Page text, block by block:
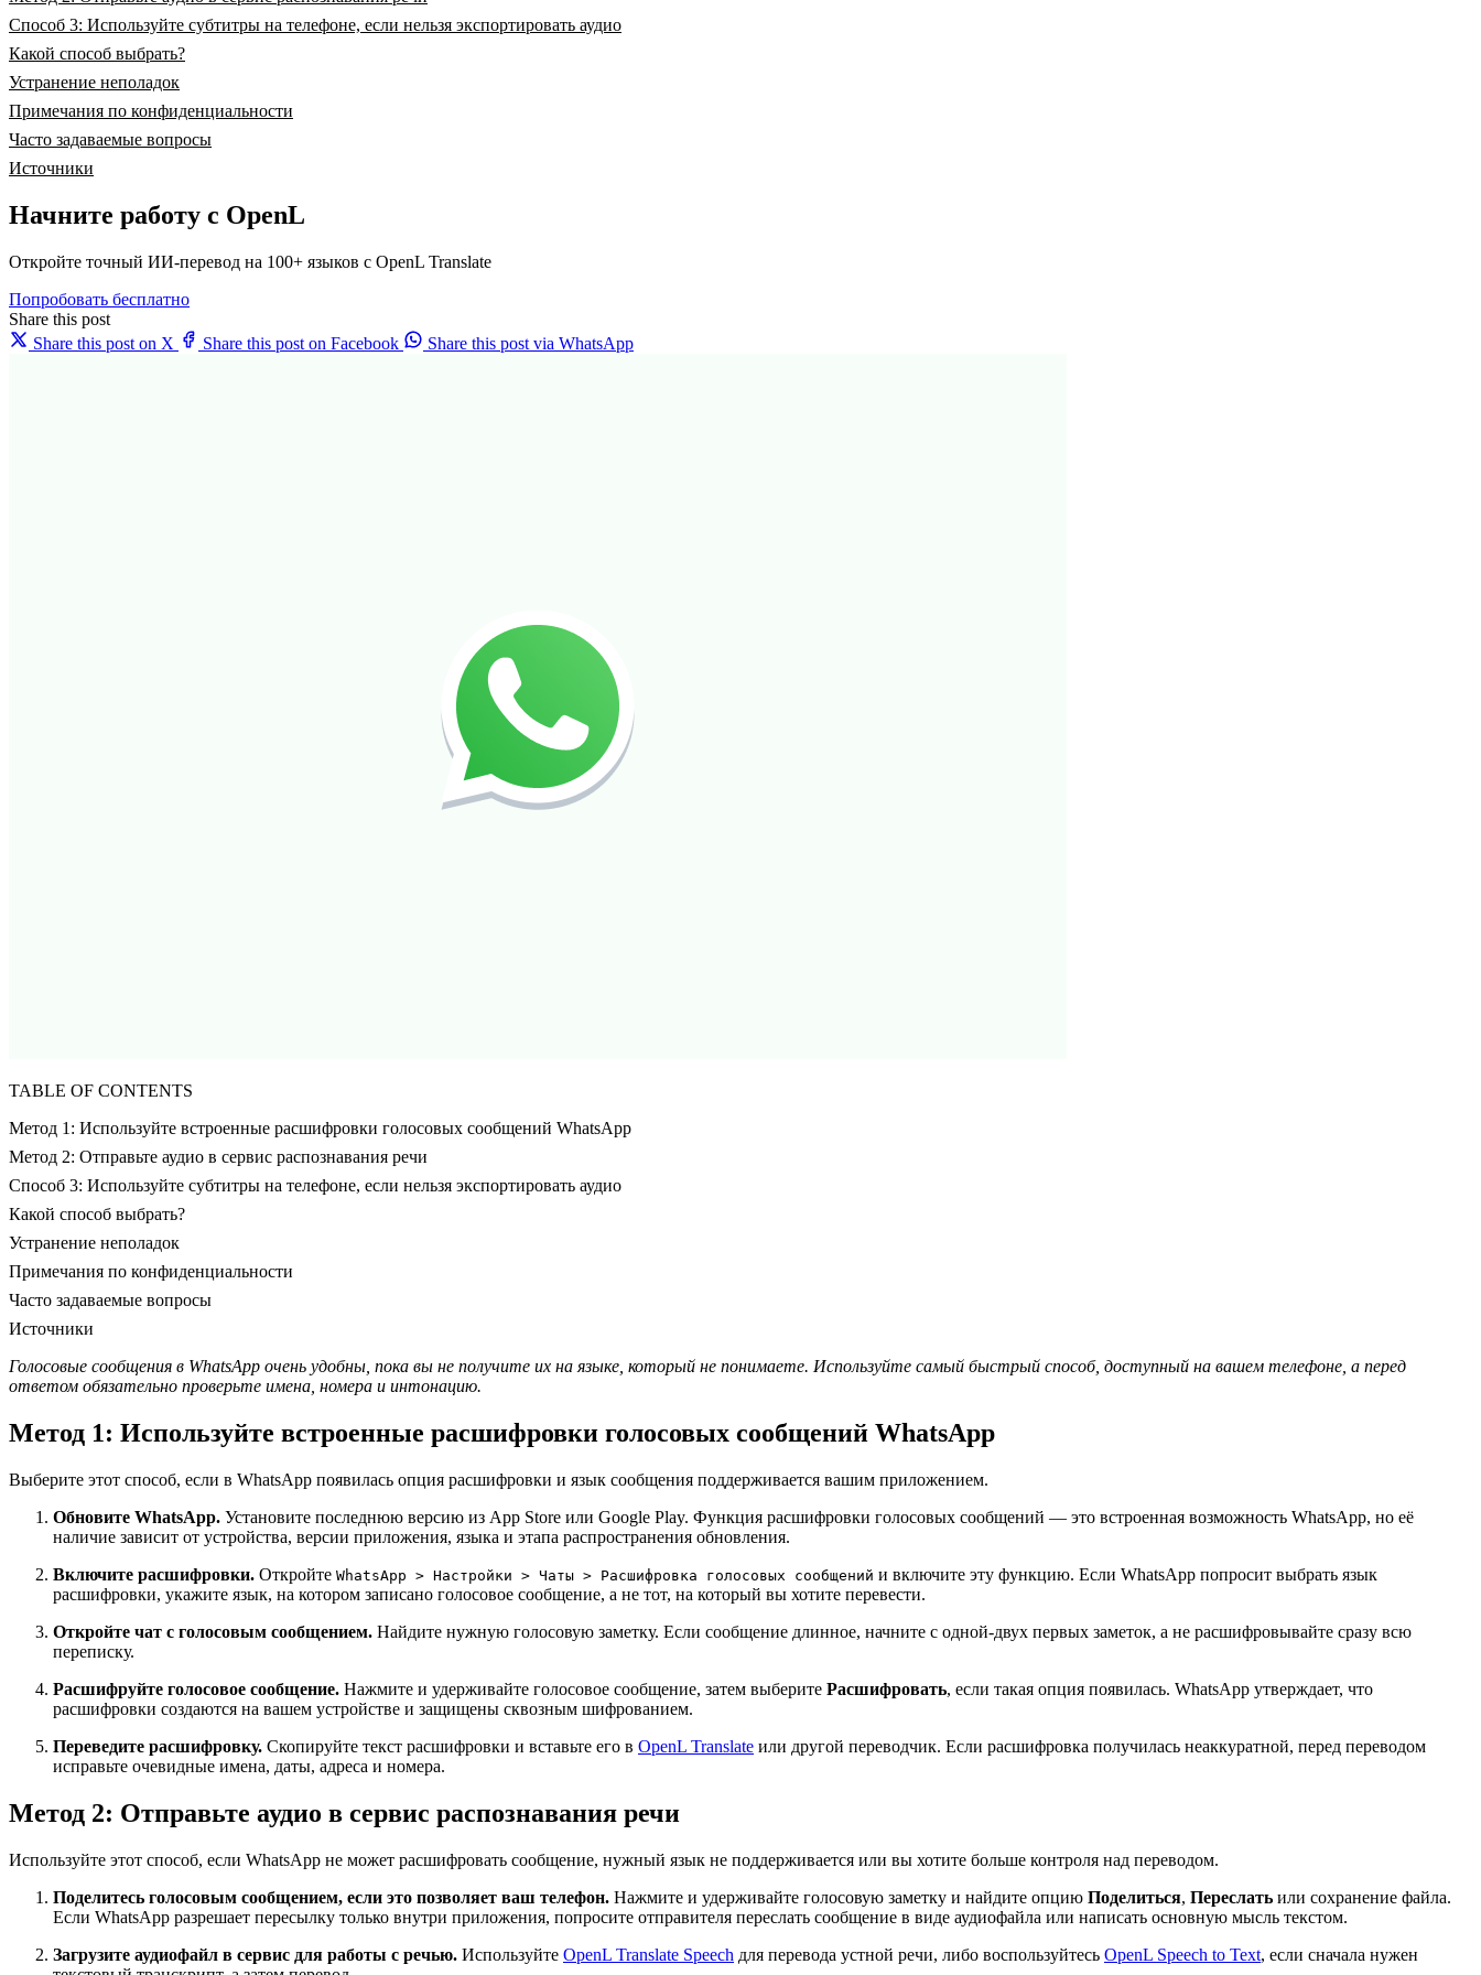
Способ 3: Используйте субтитры на телефоне, если нельзя экспортировать аудио
Какой способ выбрать?
Устранение неполадок
Примечания по конфиденциальности
Часто задаваемые вопросы
Источники
Начните работу с OpenL
Откройте точный ИИ-перевод на 100+ языков с OpenL Translate
Попробовать бесплатно
Share this post
Share this post on X
Share this post on Facebook Share this post via WhatsApp
TABLE OF CONTENTS
Метод 1: Используйте встроенные расшифровки голосовых сообщений WhatsApp
Метод 2: Отправьте аудио в сервис распознавания речи
Способ 3: Используйте субтитры на телефоне, если нельзя экспортировать аудио
Какой способ выбрать?
Устранение неполадок
Примечания по конфиденциальности
Часто задаваемые вопросы
Источники
Голосовые сообщения в WhatsApp очень удобны, пока вы не получите их на языке, который не понимаете. Используйте самый быстрый способ, доступный на вашем телефоне, а перед
ответом обязательно проверьте имена, номера и интонацию.
Метод 1: Используйте встроенные расшифровки голосовых сообщений WhatsApp
Выберите этот способ, если в WhatsApp появилась опция расшифровки и язык сообщения поддерживается вашим приложением.
Обновите WhatsApp. Установите последнюю версию из App Store или Google Play. Функция расшифровки голосовых сообщений — это встроенная возможность WhatsApp, но её
наличие зависит от устройства, версии приложения, языка и этапа распространения обновления.
Включите расшифровки. Откройте WhatsApp > Настройки > Чаты > Расшифровка голосовых сообщений и включите эту функцию. Если WhatsApp попросит выбрать язык
расшифровки, укажите язык, на котором записано голосовое сообщение, а не тот, на который вы хотите перевести.
Откройте чат с голосовым сообщением. Найдите нужную голосовую заметку. Если сообщение длинное, начните с одной-двух первых заметок, а не расшифровывайте сразу всю
переписку.
Расшифруйте голосовое сообщение. Нажмите и удерживайте голосовое сообщение, затем выберите Расшифровать, если такая опция появилась. WhatsApp утверждает, что
расшифровки создаются на вашем устройстве и защищены сквозным шифрованием.
Переведите расшифровку. Скопируйте текст расшифровки и вставьте его в OpenL Translate или другой переводчик. Если расшифровка получилась неаккуратной, перед переводом
исправьте очевидные имена, даты, адреса и номера.
Метод 2: Отправьте аудио в сервис распознавания речи
Используйте этот способ, если WhatsApp не может расшифровать сообщение, нужный язык не поддерживается или вы хотите больше контроля над переводом.
Поделитесь голосовым сообщением, если это позволяет ваш телефон. Нажмите и удерживайте голосовую заметку и найдите опцию Поделиться, Переслать или сохранение файла.
Если WhatsApp разрешает пересылку только внутри приложения, попросите отправителя переслать сообщение в виде аудиофайла или написать основную мысль текстом.
Загрузите аудиофайл в сервис для работы с речью. Используйте OpenL Translate Speech для перевода устной речи, либо воспользуйтесь OpenL Speech to Text, если сначала нужен